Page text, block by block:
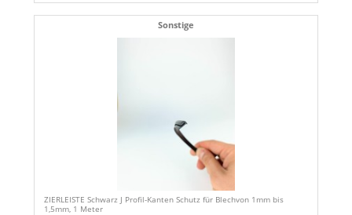
Sonstige
ZIERLEISTE Schwarz J Profil-Kanten Schutz für Blechvon 1mm bis
1,5mm, 1 Meter